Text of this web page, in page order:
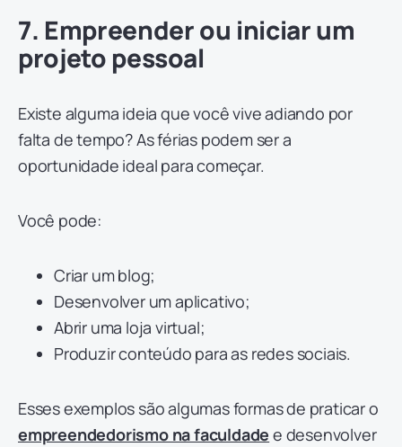
7. Empreender ou iniciar um
projeto pessoal
Existe alguma ideia que você vive adiando por
falta de tempo? As férias podem ser a
oportunidade ideal para começar.
Você pode:
Criar um blog;
Desenvolver um aplicativo;
Abrir uma loja virtual;
Produzir conteúdo para as redes sociais.
Esses exemplos são algumas formas de praticar o
empreendedorismo na faculdade e desenvolver